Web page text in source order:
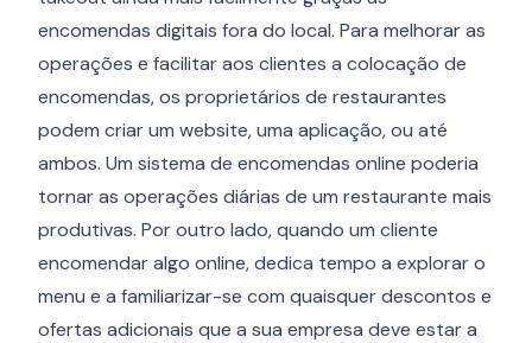
encomendas digitais fora do local. Para melhorar as
operações e facilitar aos clientes a colocação de
encomendas, os proprietários de restaurantes
podem criar um website, uma aplicação, ou até
ambos. Um sistema de encomendas online poderia
tornar as operações diárias de um restaurante mais
produtivas. Por outro lado, quando um cliente
encomendar algo online, dedica tempo a explorar o
menu e a familiarizar-se com quaisquer descontos e
ofertas adicionais que a sua empresa deve estar a